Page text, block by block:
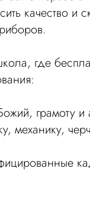
качество и
где
грамоту и
механику,